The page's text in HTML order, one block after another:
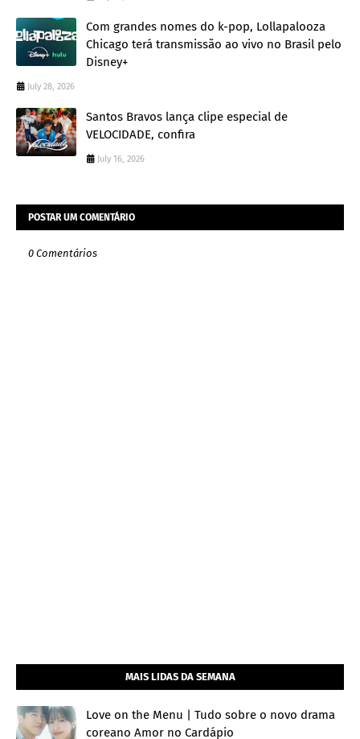
Com grandes nomes do k-pop, Lollapalooza
Chicago terá transmissão ao vivo no Brasil pelo
Disney+
July 28, 2026
Santos Bravos lança clipe especial de
VELOCIDADE, confira
July 16, 2026
POSTAR UM COMENTÁRIO
0 Comentários
MAIS LIDAS DA SEMANA
Love on the Menu | Tudo sobre o novo drama
coreano Amor no Cardápio